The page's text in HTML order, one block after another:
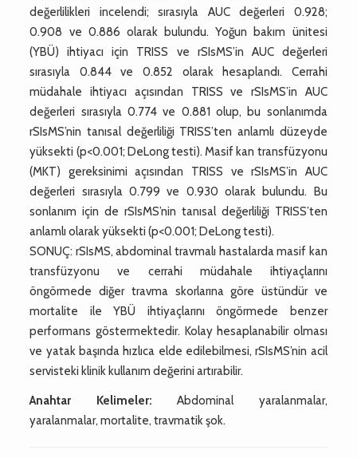
değerlilikleri incelendi; sırasıyla AUC değerleri 0.928;
0.908 ve 0.886 olarak bulundu. Yoğun bakım ünitesi
(YBÜ) ihtiyacı için TRISS ve rSIsMS’in AUC değerleri
sırasıyla 0.844 ve 0.852 olarak hesaplandı. Cerrahi
müdahale ihtiyacı açısından TRISS ve rSIsMS’in AUC
değerleri sırasıyla 0.774 ve 0.881 olup, bu sonlanımda
rSIsMS’nin tanısal değerliliği TRISS’ten anlamlı düzeyde
yüksekti (p<0.001; DeLong testi). Masif kan transfüzyonu
(MKT) gereksinimi açısından TRISS ve rSIsMS’in AUC
değerleri sırasıyla 0.799 ve 0.930 olarak bulundu. Bu
sonlanım için de rSIsMS’nin tanısal değerliliği TRISS’ten
anlamlı olarak yüksekti (p<0.001; DeLong testi).
SONUÇ: rSIsMS, abdominal travmalı hastalarda masif kan
transfüzyonu ve cerrahi müdahale ihtiyaçlarını
öngörmede diğer travma skorlarına göre üstündür ve
mortalite ile YBÜ ihtiyaçlarını öngörmede benzer
performans göstermektedir. Kolay hesaplanabilir olması
ve yatak başında hızlıca elde edilebilmesi, rSIsMS’nin acil
servisteki klinik kullanım değerini artırabilir.
Anahtar Kelimeler: Abdominal yaralanmalar,
yaralanmalar, mortalite, travmatik şok.